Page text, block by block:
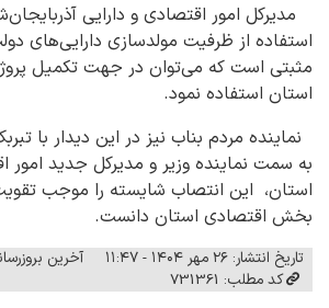
مدیرکل امور اقتصادی و دارایی
استفاده از ظرفیت مولدسازی دارایی‌های
مثبتی است که می‌توان در جهت تکمیل
استان استفاده نمود.
نماینده مردم بناب نیز در این دیدار با
به سمت نماینده وزیر و مدیرکل جدید امور
استان، این انتصاب شایسته را موجب
بخش اقتصادی استان دانست.
تاریخ انتشار: ۲۶ مهر ۱۴۰۴ - ۱۱:۴۷
آخرین بروزرسانی: ۶ آبان
کد مطلب: 731361